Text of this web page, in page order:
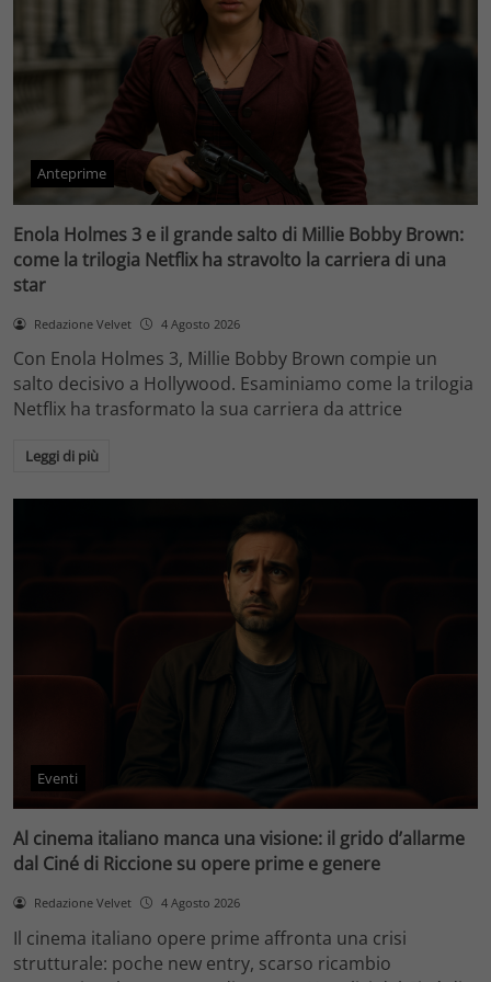
Anteprime
Enola Holmes 3 e il grande salto di Millie Bobby Brown:
come la trilogia Netflix ha stravolto la carriera di una
star
Redazione Velvet 4 Agosto 2026
Con Enola Holmes 3, Millie Bobby Brown compie un
salto decisivo a Hollywood. Esaminiamo come la trilogia
Netflix ha trasformato la sua carriera da attrice
Leggi di più
Eventi
Al cinema italiano manca una visione: il grido d’allarme
dal Ciné di Riccione su opere prime e genere
Redazione Velvet 4 Agosto 2026
Il cinema italiano opere prime affronta una crisi
strutturale: poche new entry, scarso ricambio